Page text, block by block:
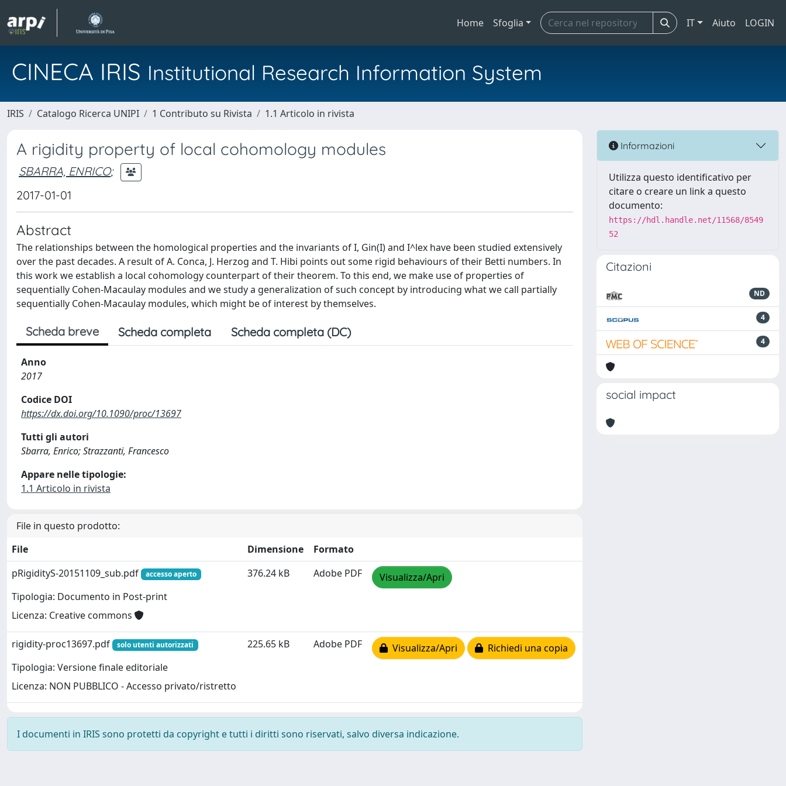
Home Sfoglia IT Aiuto LOGIN
CINECA IRIS Institutional Research Information System
IRIS Catalogo Ricerca UNIPI 1 Contributo su Rivista 1.1 Articolo in rivista
A rigidity property of local cohomology modules
SBARRA, ENRICO;
2017-01-01
Abstract
The relationships between the homological properties and the invariants of I, Gin(I) and I^lex have been studied extensively
over the past decades. A result of A. Conca, J. Herzog and T. Hibi points out some rigid behaviours of their Betti numbers. In
this work we establish a local cohomology counterpart of their theorem. To this end, we make use of properties of
sequentially Cohen-Macaulay modules and we study a generalization of such concept by introducing what we call partially
sequentially Cohen-Macaulay modules, which might be of interest by themselves.
Scheda breve Scheda completa Scheda completa (DC)
Anno
2017
Codice DOI
https://dx.doi.org/10.1090/proc/13697
Tutti gli autori
Sbarra, Enrico; Strazzanti, Francesco
Appare nelle tipologie:
1.1 Articolo in rivista
File in questo prodotto:
File
Dimensione
Formato
pRigidityS-20151109_sub.pdf
accesso aperto
Tipologia: Documento in Post-print
Licenza: Creative commons
376.24 kB Adobe PDF Visualizza/Apri
rigidity-proc13697.pdf solo utenti autorizzati
Tipologia: Versione finale editoriale
Licenza: NON PUBBLICO - Accesso privato/ristretto
225.65 kB Adobe PDF Visualizza/Apri Richiedi una copia
I documenti in IRIS sono protetti da copyright e tutti i diritti sono riservati, salvo diversa indicazione.
Informazioni
Utilizza questo identificativo per
citare o creare un link a questo
documento:
https://hdl.handle.net/11568/8549
52
Citazioni
ND
4
4
social impact